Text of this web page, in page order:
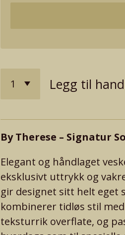
Legg til
By Therese – Signatur
Elegant og håndlaget
eksklusivt uttrykk og
gir designet sitt helt eget
kombinerer tidløs stil
teksturrik overflate, og